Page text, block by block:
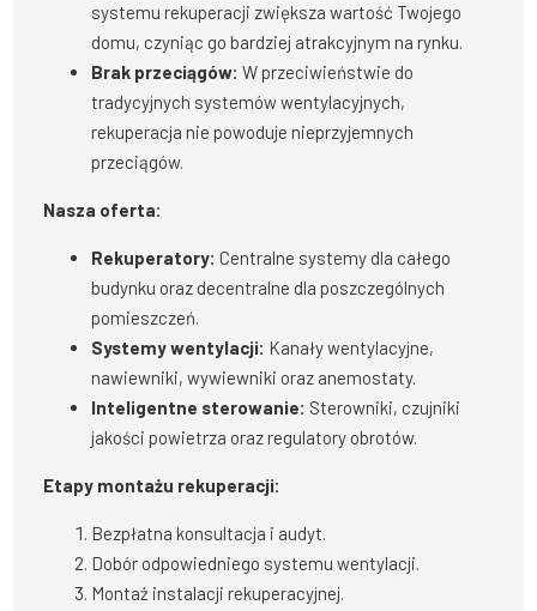
systemu rekuperacji zwiększa wartość Twojego
domu, czyniąc go bardziej atrakcyjnym na rynku.
Brak przeciągów: W przeciwieństwie do
tradycyjnych systemów wentylacyjnych,
rekuperacja nie powoduje nieprzyjemnych
przeciągów.
Nasza oferta:
Rekuperatory: Centralne systemy dla całego
budynku oraz decentralne dla poszczególnych
pomieszczeń.
Systemy wentylacji: Kanały wentylacyjne,
nawiewniki, wywiewniki oraz anemostaty.
Inteligentne sterowanie: Sterowniki, czujniki
jakości powietrza oraz regulatory obrotów.
Etapy montażu rekuperacji:
Bezpłatna konsultacja i audyt.
Dobór odpowiedniego systemu wentylacji.
Montaż instalacji rekuperacyjnej.